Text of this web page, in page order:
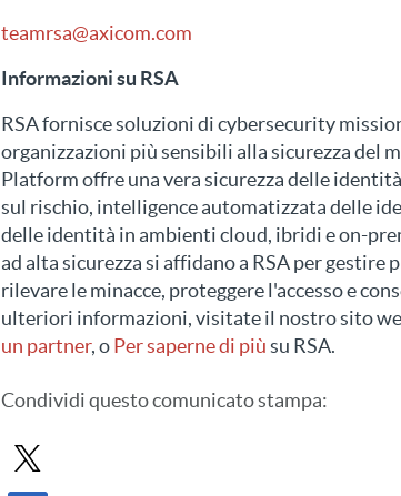
teamrsa@axicom.com
Informazioni su RSA
RSA fornisce soluzioni di cybersecurity
organizzazioni più sensibili alla sicurezza del
Platform offre una vera sicurezza delle
sul rischio, intelligence automatizzata delle
delle identità in ambienti cloud, ibridi e on-
ad alta sicurezza si affidano a RSA per
rilevare le minacce, proteggere l'accesso e
ulteriori informazioni, visitate il nostro sito
un partner, oPer saperne di piùsu RSA.
Condividiquesto comunicato stampa: